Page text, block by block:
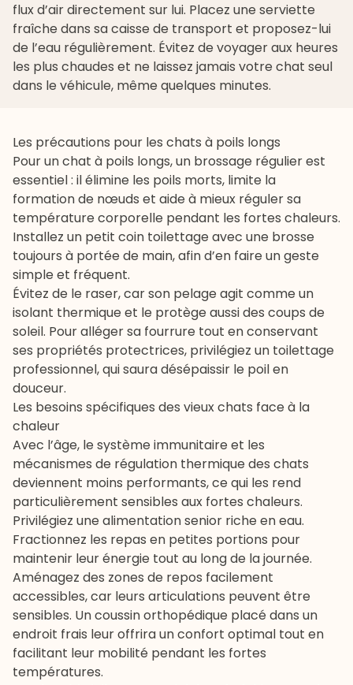
flux d’air directement sur lui. Placez une serviette
fraîche dans sa caisse de transport et proposez-lui
de l’eau régulièrement. Évitez de voyager aux heures
les plus chaudes et ne laissez jamais votre chat seul
dans le véhicule, même quelques minutes.
Les précautions pour les chats à poils longs
Pour un chat à poils longs, un brossage régulier est
essentiel : il élimine les poils morts, limite la
formation de nœuds et aide à mieux réguler sa
température corporelle pendant les fortes chaleurs.
Installez un petit coin toilettage avec une brosse
toujours à portée de main, afin d’en faire un geste
simple et fréquent.
Évitez de le raser, car son pelage agit comme un
isolant thermique et le protège aussi des coups de
soleil. Pour alléger sa fourrure tout en conservant
ses propriétés protectrices, privilégiez un toilettage
professionnel, qui saura désépaissir le poil en
douceur.
Les besoins spécifiques des vieux chats face à la
chaleur
Avec l’âge, le système immunitaire et les
mécanismes de régulation thermique des chats
deviennent moins performants, ce qui les rend
particulièrement sensibles aux fortes chaleurs.
Privilégiez une alimentation senior riche en eau.
Fractionnez les repas en petites portions pour
maintenir leur énergie tout au long de la journée.
Aménagez des zones de repos facilement
accessibles, car leurs articulations peuvent être
sensibles. Un coussin orthopédique placé dans un
endroit frais leur offrira un confort optimal tout en
facilitant leur mobilité pendant les fortes
températures.